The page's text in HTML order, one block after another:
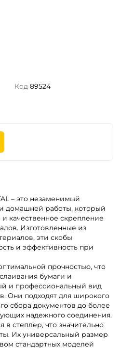
Код 89524
– это незаменимый
домашней работы, который
качественное скрепление
Изготовленные из
эти скобы
и эффективность при
прочностью, что
бумаги и
и профессиональный вид
Они подходят для широкого
сбора документов до более
надежного соединения.
в степлер, что значительно
Их универсальный размер
стандартных моделей